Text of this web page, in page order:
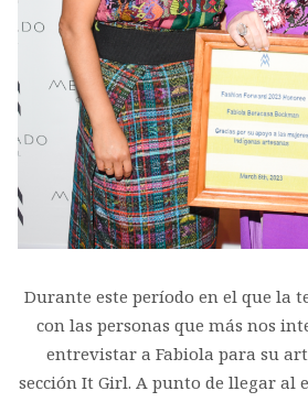
Durante este período en el que la
con las personas que más nos
entrevistar a Fabiola para su
sección It Girl. A punto de llegar al